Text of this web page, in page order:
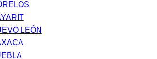
LEÓN